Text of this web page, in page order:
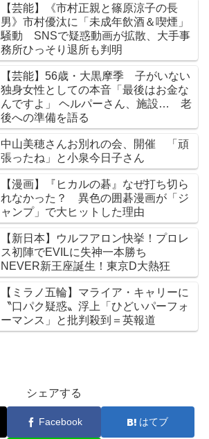
【芸能】《市村正親と篠原涼子の長
男》市村優汰に「未成年飲酒＆喫煙」
騒動 SNSで疑惑動画が拡散、大手事
務所ひっそり退所も判明
【芸能】56歳・大黒摩季 子がいない
独身女性としての本音「最後はお金な
んですよ」 ヘルパーさん、施設… 老
後への準備を語る
中山美穂さんお別れの会、開催 「頑
張ったね」と小泉今日子さん
【漫画】『ヒカルの碁』なぜ打ち切ら
れなかった？ 異色の囲碁漫画が「ジ
ャンプ」で大ヒットした理由
【新日本】ウルフアロン快挙！プロレ
ス初陣でEVILに失神一本勝ち
NEVER新王座誕生！東京D大熱狂
【ミラノ五輪】マライア・キャリーに
〝口パク疑惑〟浮上「ひどいパーフォ
ーマンス」と批判殺到＝英報道
シェアする
Facebook はてブ